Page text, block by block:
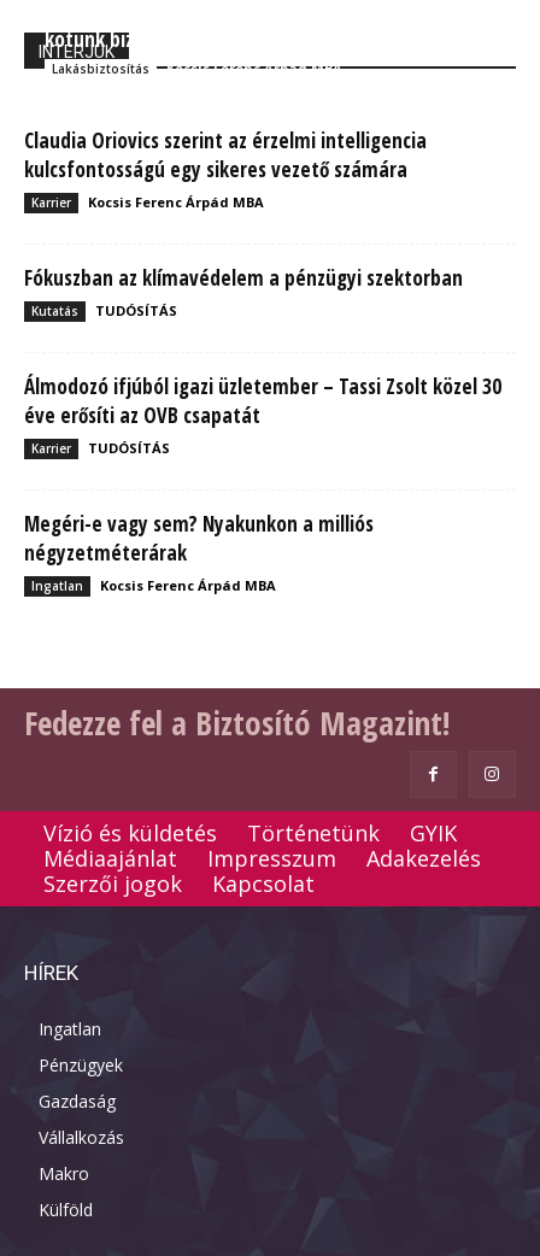
INTERJÚK
kötünk biztosítást
Lakásbiztosítás Kocsis Ferenc Árpád MBA
Claudia Oriovics szerint az érzelmi intelligencia
kulcsfontosságú egy sikeres vezető számára
Karrier Kocsis Ferenc Árpád MBA
Fókuszban az klímavédelem a pénzügyi szektorban
Kutatás TUDÓSÍTÁS
Álmodozó ifjúból igazi üzletember – Tassi Zsolt közel 30
éve erősíti az OVB csapatát
Karrier TUDÓSÍTÁS
Megéri-e vagy sem? Nyakunkon a milliós
négyzetméterárak
Ingatlan Kocsis Ferenc Árpád MBA
Fedezze fel a Biztosító Magazint!
Vízió és küldetés Történetünk
GYIK
Médiaajánlat
Impresszum
Adakezelés
Szerzői jogok
Kapcsolat
HÍREK
Ingatlan
Pénzügyek
Gazdaság
Vállalkozás
Makro
Külföld